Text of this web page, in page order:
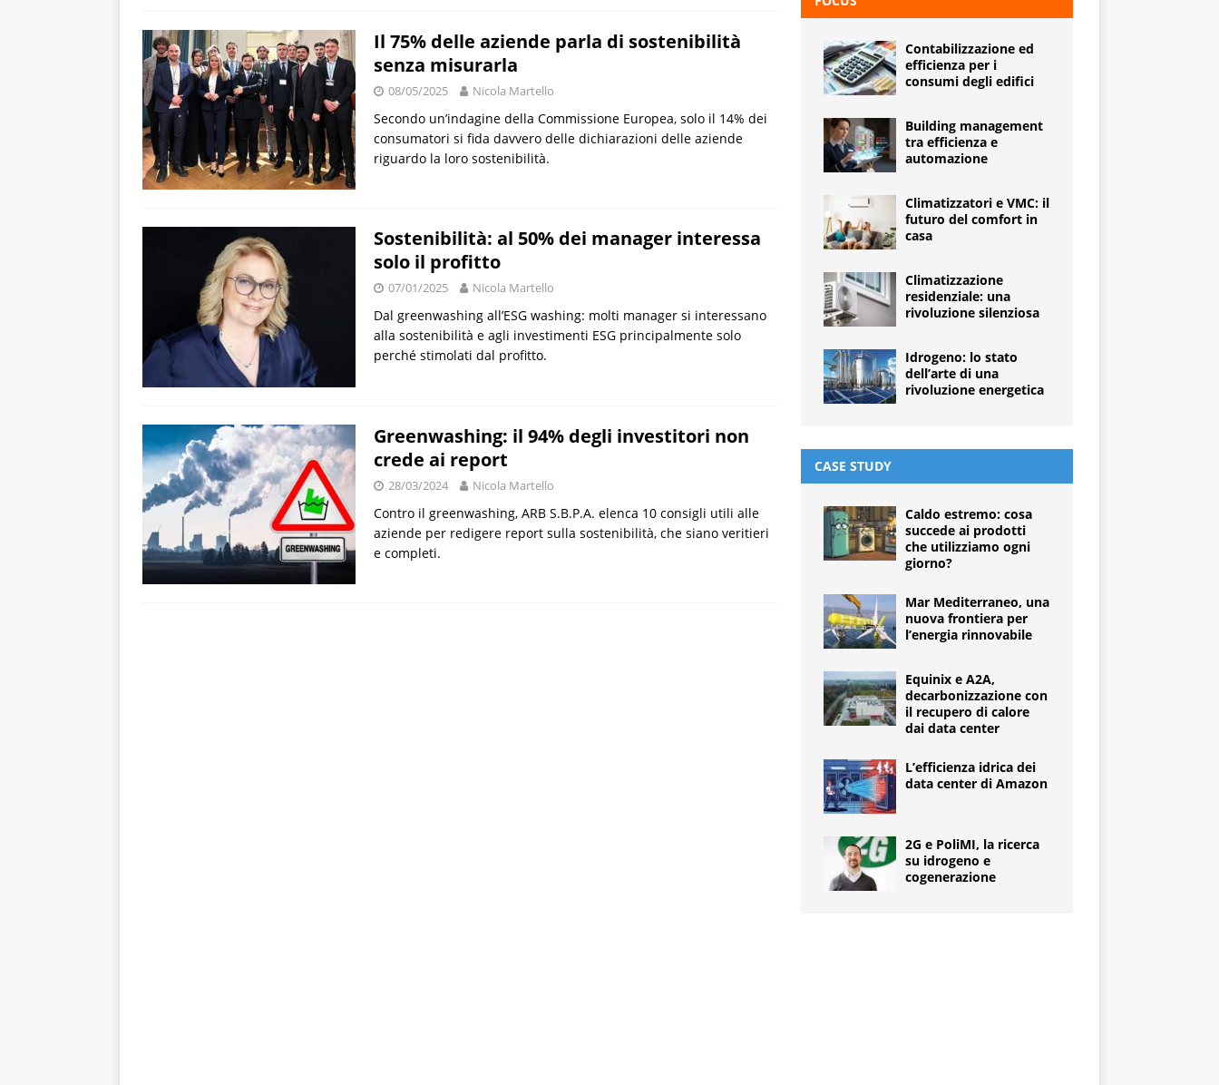
Il 75% delle aziende parla di sostenibilità
senza misurarla
08/05/2025 Nicola Martello
Secondo un’indagine della Commissione Europea, solo il 14% dei
consumatori si fida davvero delle dichiarazioni delle aziende
riguardo la loro sostenibilità.
Sostenibilità: al 50% dei manager interessa
solo il profitto
07/01/2025 Nicola Martello
Dal greenwashing all’ESG washing: molti manager si interessano
alla sostenibilità e agli investimenti ESG principalmente solo
perché stimolati dal profitto.
Greenwashing: il 94% degli investitori non
crede ai report
28/03/2024 Nicola Martello
Contro il greenwashing, ARB S.B.P.A. elenca 10 consigli utili alle
aziende per redigere report sulla sostenibilità, che siano veritieri
e completi.
Contabilizzazione ed
efficienza per i
consumi degli edifici
Building management
tra efficienza e
automazione
Climatizzatori e VMC: il
futuro del comfort in
casa
Climatizzazione
residenziale: una
rivoluzione silenziosa
Idrogeno: lo stato
dell’arte di una
rivoluzione energetica
CASE STUDY
Caldo estremo: cosa
succede ai prodotti
che utilizziamo ogni
giorno?
Mar Mediterraneo, una
nuova frontiera per
l’energia rinnovabile
Equinix e A2A,
decarbonizzazione con
il recupero di calore
dai data center
L’efficienza idrica dei
data center di Amazon
2G e PoliMI, la ricerca
su idrogeno e
cogenerazione